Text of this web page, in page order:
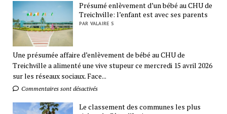
Présumé enlèvement d’un bébé au CHU de
Treichville: l’enfant est avec ses parents
PAR VALAIRE S
Une présumée affaire d’enlèvement de bébé au CHU de
Treichville a alimenté une vive stupeur ce mercredi 15 avril 2026
sur les réseaux sociaux. Face...
Commentaires sont désactivés
Le classement des communes les plus